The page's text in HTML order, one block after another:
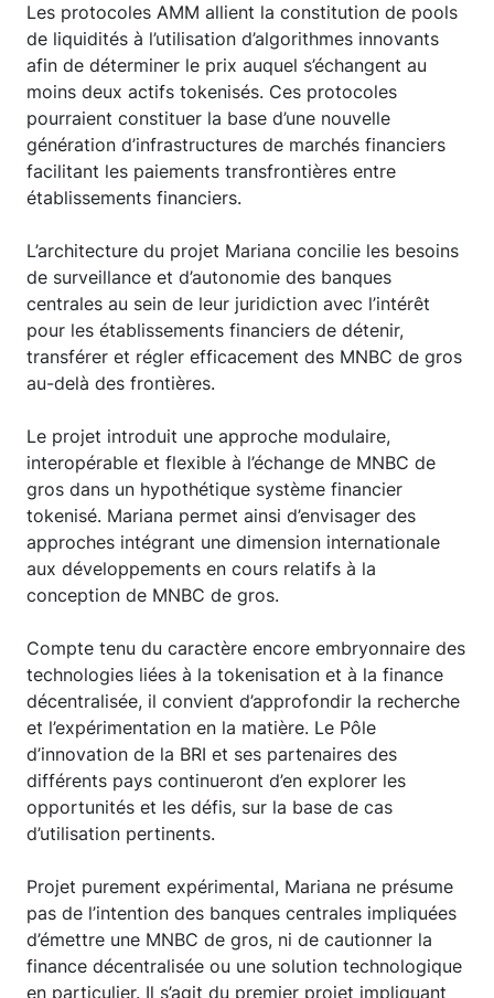
Les protocoles AMM allient la constitution de pools
de liquidités à l’utilisation d’algorithmes innovants
afin de déterminer le prix auquel s’échangent au
moins deux actifs tokenisés. Ces protocoles
pourraient constituer la base d’une nouvelle
génération d’infrastructures de marchés financiers
facilitant les paiements transfrontières entre
établissements financiers.
L’architecture du projet Mariana concilie les besoins
de surveillance et d’autonomie des banques
centrales au sein de leur juridiction avec l’intérêt
pour les établissements financiers de détenir,
transférer et régler efficacement des MNBC de gros
au-delà des frontières.
Le projet introduit une approche modulaire,
interopérable et flexible à l’échange de MNBC de
gros dans un hypothétique système financier
tokenisé. Mariana permet ainsi d’envisager des
approches intégrant une dimension internationale
aux développements en cours relatifs à la
conception de MNBC de gros.
Compte tenu du caractère encore embryonnaire des
technologies liées à la tokenisation et à la finance
décentralisée, il convient d’approfondir la recherche
et l’expérimentation en la matière. Le Pôle
d’innovation de la BRI et ses partenaires des
différents pays continueront d’en explorer les
opportunités et les défis, sur la base de cas
d’utilisation pertinents.
Projet purement expérimental, Mariana ne présume
pas de l’intention des banques centrales impliquées
d’émettre une MNBC de gros, ni de cautionner la
finance décentralisée ou une solution technologique
en particulier. Il s’agit du premier projet impliquant